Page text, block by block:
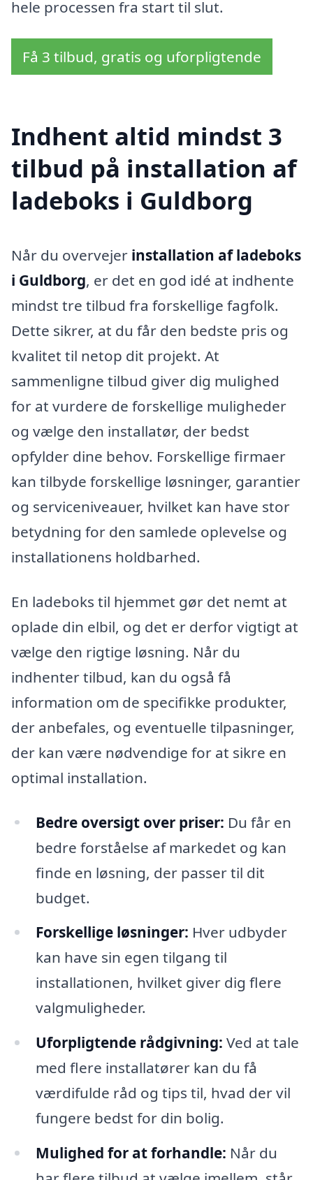
hele processen fra start til slut.
Få 3 tilbud, gratis og uforpligtende
Indhent altid mindst 3
tilbud på installation af
ladeboks i Guldborg
Når du overvejer installation af ladeboks
i Guldborg, er det en god idé at indhente
mindst tre tilbud fra forskellige fagfolk.
Dette sikrer, at du får den bedste pris og
kvalitet til netop dit projekt. At
sammenligne tilbud giver dig mulighed
for at vurdere de forskellige muligheder
og vælge den installatør, der bedst
opfylder dine behov. Forskellige firmaer
kan tilbyde forskellige løsninger, garantier
og serviceniveauer, hvilket kan have stor
betydning for den samlede oplevelse og
installationens holdbarhed.
En ladeboks til hjemmet gør det nemt at
oplade din elbil, og det er derfor vigtigt at
vælge den rigtige løsning. Når du
indhenter tilbud, kan du også få
information om de specifikke produkter,
der anbefales, og eventuelle tilpasninger,
der kan være nødvendige for at sikre en
optimal installation.
Bedre oversigt over priser: Du får en
bedre forståelse af markedet og kan
finde en løsning, der passer til dit
budget.
Forskellige løsninger: Hver udbyder
kan have sin egen tilgang til
installationen, hvilket giver dig flere
valgmuligheder.
Uforpligtende rådgivning: Ved at tale
med flere installatører kan du få
værdifulde råd og tips til, hvad der vil
fungere bedst for din bolig.
Mulighed for at forhandle: Når du